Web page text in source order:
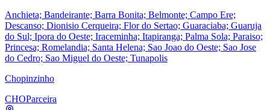
Anchieta; Bandeirante; Barra Bonita; Belmonte; Campo Ere;
Descanso; Dionisio Cerqueira; Flor do Sertao; Guaraciaba; Guaruja
do Sul; Ipora do Oeste; Iraceminha; Itapiranga; Palma Sola; Paraiso;
Princesa; Romelandia; Santa Helena; Sao Joao do Oeste; Sao Jose
do Cedro; Sao Miguel do Oeste; Tunapolis
Chopinzinho
CHOParceira